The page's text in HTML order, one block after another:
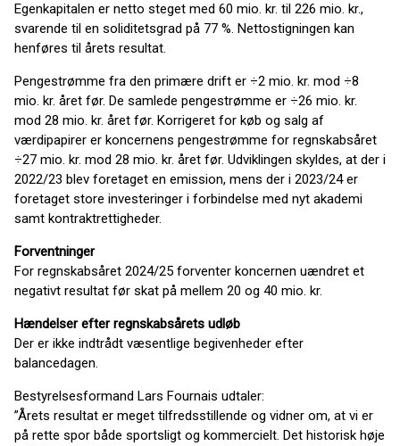
Egenkapitalen er netto steget med 60 mio. kr. til 226 mio. kr.,
svarende til en soliditetsgrad på 77 %. Nettostigningen kan
henføres til årets resultat.
Pengestrømme fra den primære drift er ÷2 mio. kr. mod ÷8
mio. kr. året før. De samlede pengestrømme er ÷26 mio. kr.
mod 28 mio. kr. året før. Korrigeret for køb og salg af
værdipapirer er koncernens pengestrømme for regnskabsåret
÷27 mio. kr. mod 28 mio. kr. året før. Udviklingen skyldes, at der i
2022/23 blev foretaget en emission, mens der i 2023/24 er
foretaget store investeringer i forbindelse med nyt akademi
samt kontraktrettigheder.
Forventninger
For regnskabsåret 2024/25 forventer koncernen uændret et
negativt resultat før skat på mellem 20 og 40 mio. kr.
Hændelser efter regnskabsårets udløb
Der er ikke indtrådt væsentlige begivenheder efter
balancedagen.
Bestyrelsesformand Lars Fournais udtaler:
”Årets resultat er meget tilfredsstillende og vidner om, at vi er
på rette spor både sportsligt og kommercielt. Det historisk høje